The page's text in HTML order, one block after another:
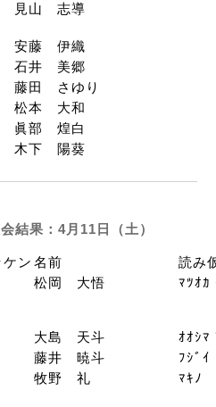
見山 志導
安藤 伊織
石井 美郷
藤田 さゆり
松本 大和
眞部 煌白
木下 陽葵
結果：4月11日（土）
ケン 名前
読み
松岡 大悟 ﾏﾂｵｶ
大島 天斗
ｵｵｼﾏ
藤井 暁斗
ﾌｼﾞ
牧野 礼 ﾏｷﾉ